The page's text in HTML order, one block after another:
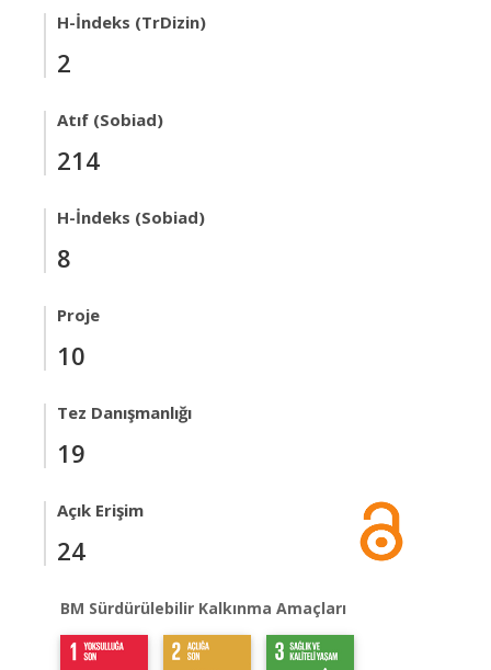
H-İndeks (TrDizin)
2
Atıf (Sobiad)
214
H-İndeks (Sobiad)
8
Proje
10
Tez Danışmanlığı
19
Açık Erişim
24
BM Sürdürülebilir Kalkınma Amaçları